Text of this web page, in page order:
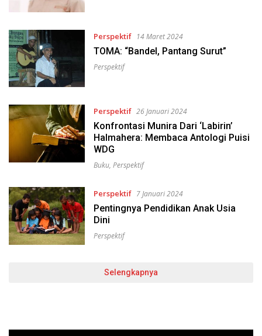
Perspektif 14 Maret 2024
TOMA: “Bandel, Pantang Surut”
Perspektif
Perspektif 26 Januari 2024
Konfrontasi Munira Dari ‘Labirin’
Halmahera: Membaca Antologi Puisi
WDG
Buku, Perspektif
Perspektif 7 Januari 2024
Pentingnya Pendidikan Anak Usia
Dini
Perspektif
Selengkapnya